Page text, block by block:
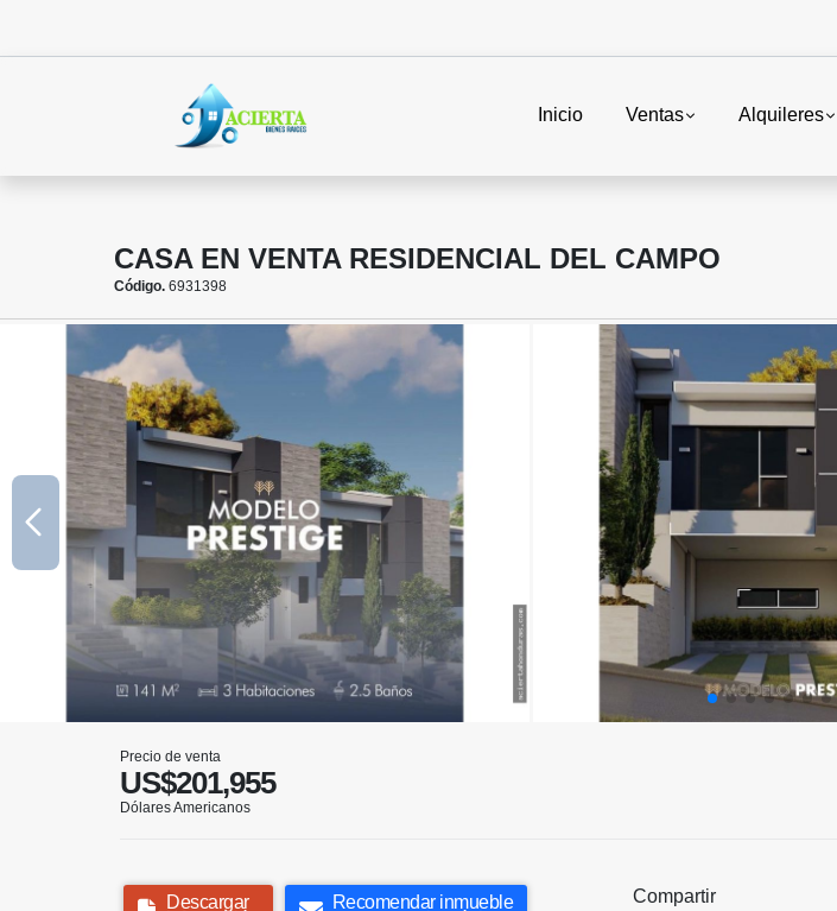
Inicio Ventas Alquileres
CASA EN VENTA RESIDENCIAL DEL CAMPO
Código. 6931398
Precio de venta
US$201,955
Dólares Americanos
Descargar
Recomendar inmueble
Compartir